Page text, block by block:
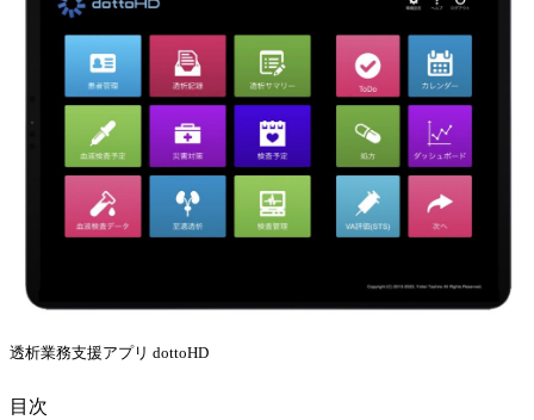
透析業務支援アプリ dottoHD
目次